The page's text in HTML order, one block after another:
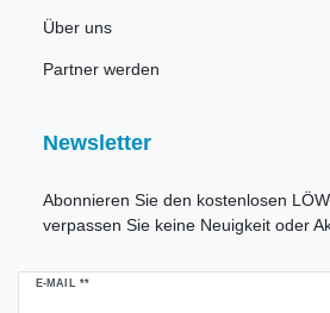
Über uns
Partner werden
Newsletter
Abonnieren Sie den kostenlosen
verpassen Sie keine Neuigkeit oder
E-MAIL **
Newsletter